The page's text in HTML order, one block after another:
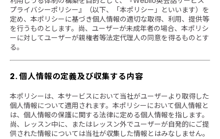
プライバシーポリシー』（以下、「本ポリシー」といいます）を
定め、本ポリシーに基づき個人情報の適切な取得、利用、提供等
を行うものとします。尚、ユーザーが未成年者の場合、本ポリシ
ーに対してユーザーが親権者等法定代理人の同意を得るものとす
る。
2. 個人情報の定義及び収集する内容
本ポリシーは、本サービスにおいて当社がユーザーより取得した
個人情報について適用されます。本ポリシーにおいて個人情報と
は、個人情報の保護に関する法律に定める個人情報を指します。
尚、レッスン中に、またはレッスン外でユーザーが自発的にご提
供された情報については当社が収集した情報とはみなしません。